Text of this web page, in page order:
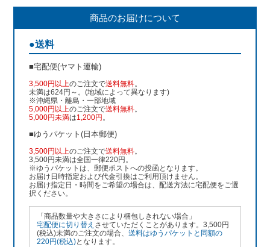
商品のお届けについて
●送料
■宅配便(ヤマト運輸)
3,500円以上のご注文で送料無料。
未満は624円～。(地域によって異なります)
※沖縄県・離島・一部地域
5,000円以上のご注文で送料無料。
5,000円未満は1,200円 。
■ゆうパケット(日本郵便)
3,500円以上のご注文で送料無料。
3,500円未満は全国一律220円。
※ゆうパケットは、郵便ポストへの投函となります。
お届け日時指定および代金引換はご利用頂けません。
お届け指定日・時間をご希望の場合は、配送方法に宅配便をご選
択ください。
「商品数量や大きさにより梱包しきれない場合」
宅配便に切り替え させていただくことがあります。3,500円
(税込)未満のご注文の場合、送料はゆうパケットと同額の
220円(税込)となります。